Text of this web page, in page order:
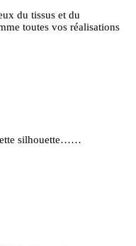
du tissus et du
toutes vos réalisations
silhouette……